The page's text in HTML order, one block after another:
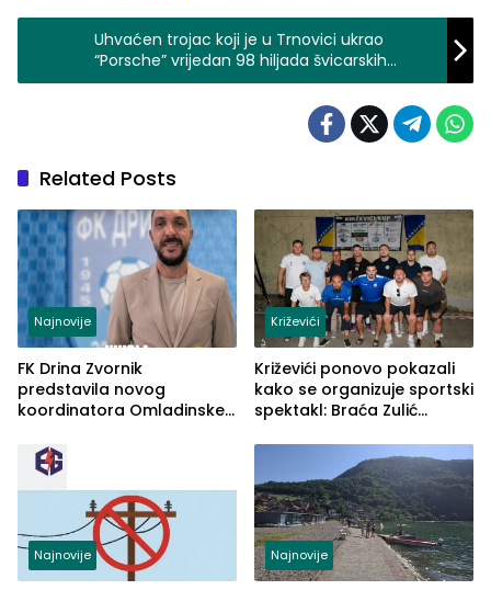
Uhvaćen trojac koji je u Trnovici ukrao
“Porsche” vrijedan 98 hiljada švicarskih
franaka
Related Posts
Najnovije
FK Drina Zvornik
predstavila novog
koordinatora Omladinske
Križevići
Križevići ponovo pokazali
kako se organizuje sportski
spektakl: Braća Zulić
Najnovije Najnovije